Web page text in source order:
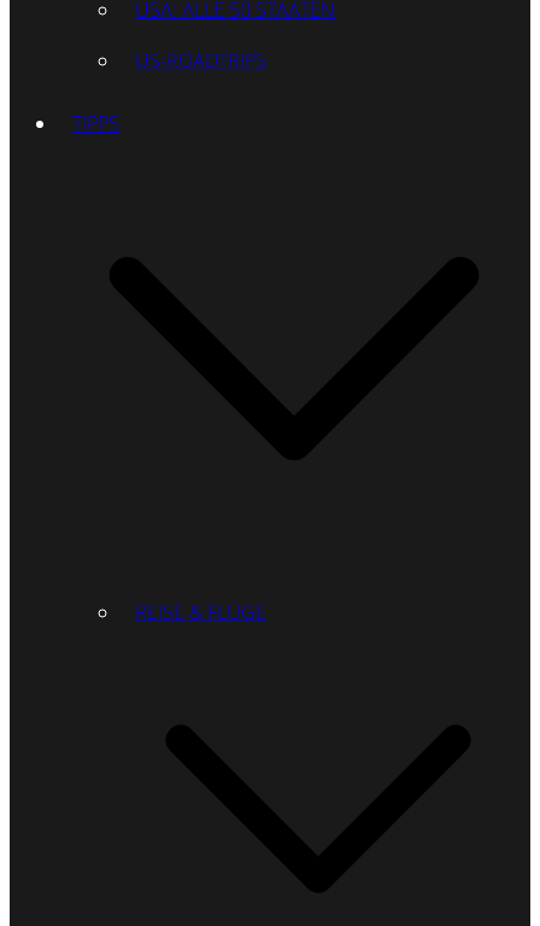
USA: ALLE 50 STAATEN
US-ROADTRIPS
TIPPS
REISE & FLÜGE